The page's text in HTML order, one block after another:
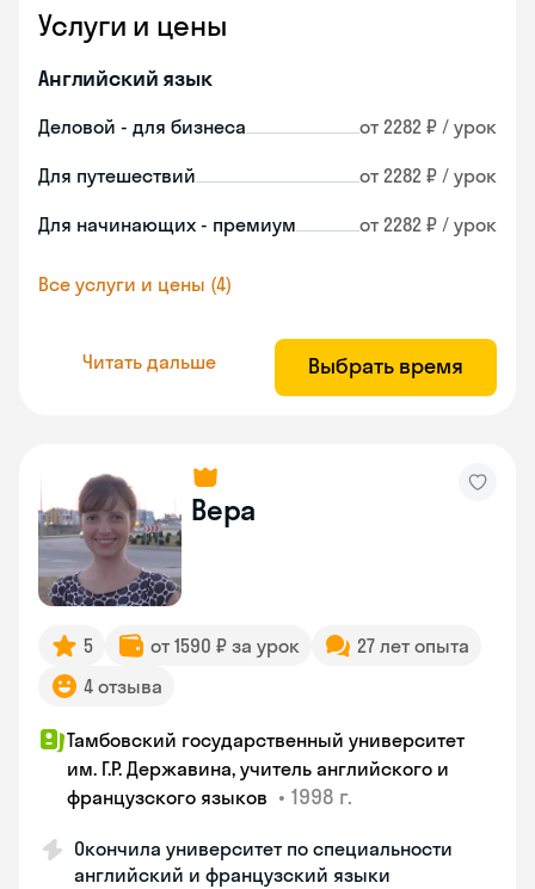
Услуги и цены
Английский язык
Деловой - для бизнеса от 2282 ₽ / урок
Для путешествий от 2282 ₽ / урок
Для начинающих - премиум от 2282 ₽ / урок
Все услуги и цены (4)
Читать дальше Выбрать время
Вера
5 от 1590 ₽ за урок
27 лет опыта
4 отзыва
Тамбовский государственный университет
им. Г.Р. Державина, учитель английского и
французского языков • 1998 г.
Окончила университет по специальности
английский и французский языки